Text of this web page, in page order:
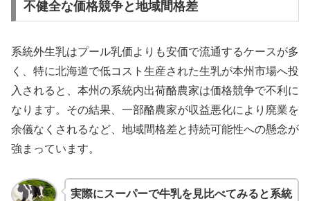
不健全な価格競争と地域間格差
系統外生乳はプール乳価よりも安価で流通するケースが多
く、特に北海道で低コスト生産された生乳が本州市場へ投
入されると、本州の系統内出荷酪農家は価格競争で不利に
なります。その結果、一部酪農家が収益悪化により廃業を
余儀なくされるなど、地域間格差と持続可能性への懸念が
強まっています。
実際にスーパーで牛乳を見比べてみると系統